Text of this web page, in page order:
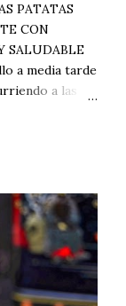
PATATAS
CON
SALUDABLE
a media tarde
a las
o snacks
y sodio?
que tanto nos
a cambiar
Olvídate de
tradicionales y
pero
tan